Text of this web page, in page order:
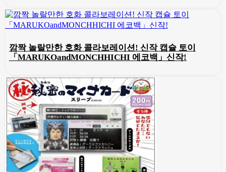
깜짝 놀랄만한 호화 콜라보레이션! 신작 캡슐 토이
「MARUKOandMONCHHICHI 에코백」신작!